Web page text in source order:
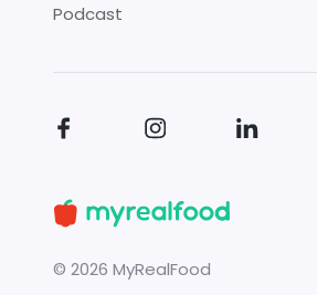
Podcast
© 2026 MyRealFood